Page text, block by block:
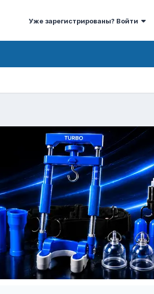
Уже зарегистрированы? Войти